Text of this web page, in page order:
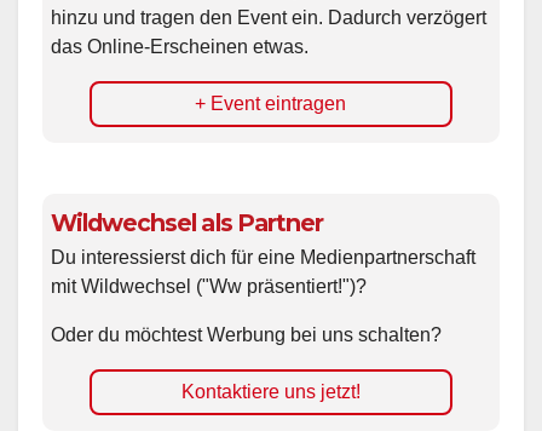
hinzu und tragen den Event ein. Dadurch verzögert
das Online-Erscheinen etwas.
+ Event eintragen
Wildwechsel als Partner
Du interessierst dich für eine Medienpartnerschaft
mit Wildwechsel ("Ww präsentiert!")?
Oder du möchtest Werbung bei uns schalten?
Kontaktiere uns jetzt!